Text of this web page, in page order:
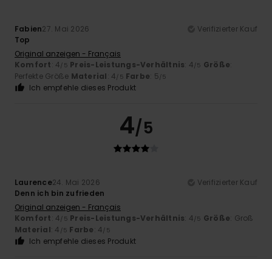
Fabien27. Mai 2026
Verifizierter Kauf
Top
Original anzeigen - Français
Komfort: 4/5 Preis-Leistungs-Verhältnis: 4/5 Größe:
Perfekte Größe Material: 4/5 Farbe: 5/5
Ich empfehle dieses Produkt
4/5
Laurence24. Mai 2026
Verifizierter Kauf
Denn ich bin zufrieden
Original anzeigen - Français
Komfort: 4/5 Preis-Leistungs-Verhältnis: 4/5 Größe: Groß
Material: 4 /5 Farbe: 4/5
Ich empfehle dieses Produkt